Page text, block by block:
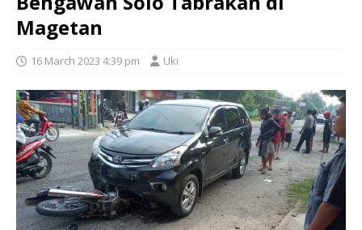
Magetan
16 March 2023 4:39 pm Uki